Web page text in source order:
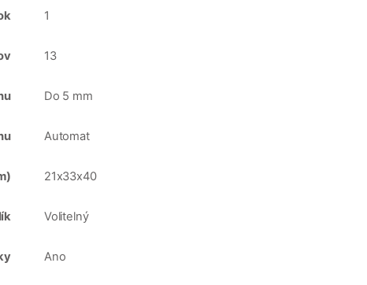
1
13
Do 5 mm
Automat
21x33x40
Volitelný
Ano